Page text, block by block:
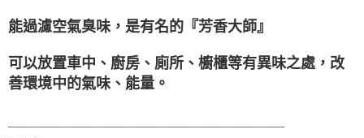
能過濾空氣臭味，是有名的『芳香大師』
可以放置車中、廚房、廁所、櫥櫃等有異味之處，改
善環境中的氣味、能量。